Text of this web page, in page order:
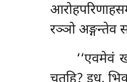
रञ्ञो अङ्गन्तेव
‘‘एवमेवं